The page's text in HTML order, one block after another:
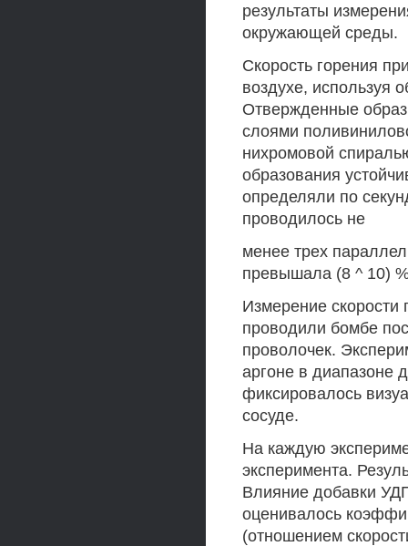
результаты
окружающей среды.
Скорость горения
воздухе, используя
Отвержденные
слоями
нихромовой
образования
определяли по
проводилось не
менее трех
превышала (8 ^ 10)
Измерение
проводили бомбе
проволочек.
аргоне в диапазоне
фиксировалось
сосуде.
На каждую
эксперимента.
Влияние добавки
оценивалось
(отношением